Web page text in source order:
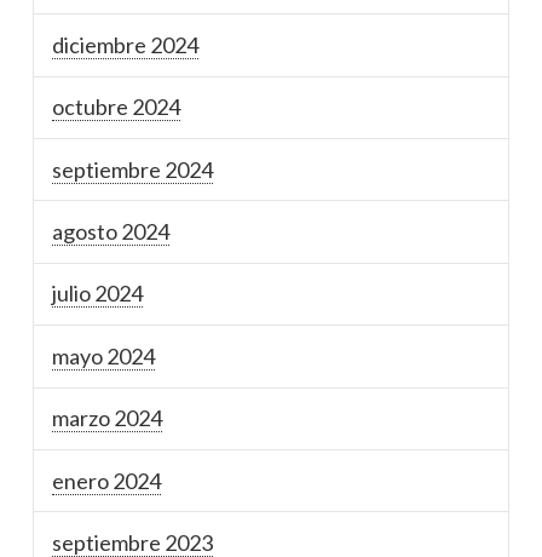
diciembre 2024
octubre 2024
septiembre 2024
agosto 2024
julio 2024
mayo 2024
marzo 2024
enero 2024
septiembre 2023